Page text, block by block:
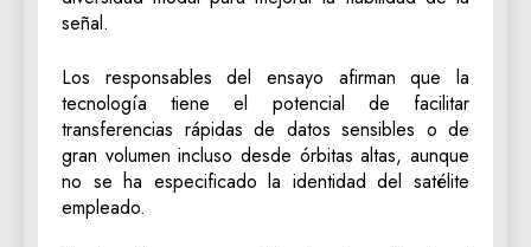
señal.
Los responsables del ensayo afirman que la
tecnología tiene el potencial de facilitar
transferencias rápidas de datos sensibles o de
gran volumen incluso desde órbitas altas, aunque
no se ha especificado la identidad del satélite
empleado.